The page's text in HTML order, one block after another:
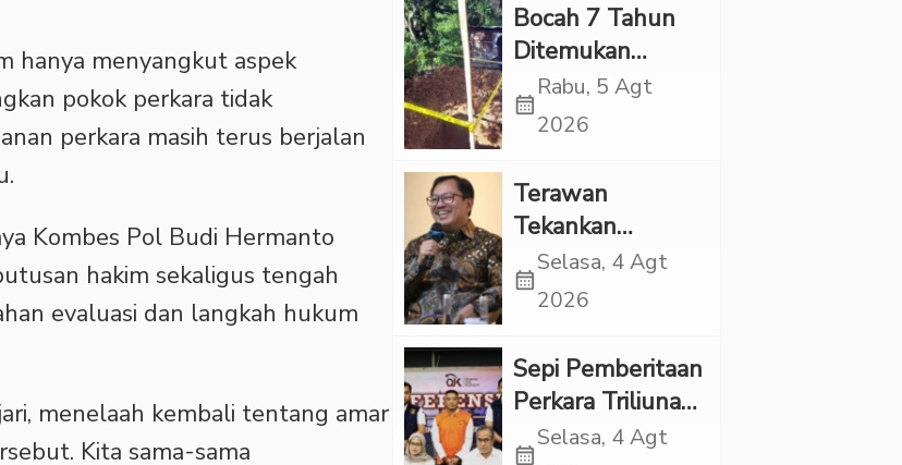
hanya menyangkut aspek
pokok perkara tidak
perkara masih terus berjalan
Kombes Pol Budi Hermanto
hakim sekaligus tengah
evaluasi dan langkah hukum
menelaah kembali tentang amar
Kita sama-sama
Bocah 7 Tahun
Ditemukan
Tewas dalam
Sumur di Tapsel,
Kekerasan
calendar_month
Rabu, 5 Agt
2026
Terawan
Tekankan
Pentingnya
Inovasi
di “Indonesian
Brain Forum
2026 UPN
Veteran Jakarta”
calendar_month
Selasa, 4 Agt
2026
Sepi Pemberitaan
Perkara Triliunan
Rupiah Investree,
calendar_month
Selasa, 4 Agt